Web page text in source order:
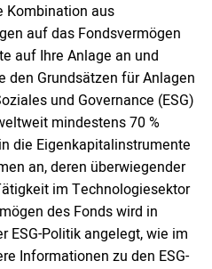
Kombination aus
auf das Fondsvermögen
auf Ihre Anlage an und
den Grundsätzen für Anlagen
und Governance (ESG)
mindestens 70 %
die Eigenkapitalinstrumente
an, deren überwiegender
im Technologiesektor
des Fonds wird in
ESG-Politik angelegt, wie im
Informationen zu den ESG-